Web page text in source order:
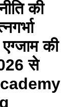
की
की
से